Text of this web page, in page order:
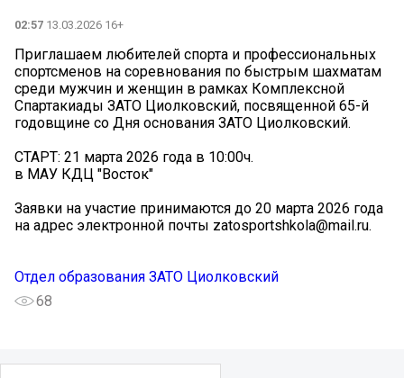
02:57 13.03.2026 16+
Приглашаем любителей спорта и профессиональных
спортсменов на соревнования по быстрым шахматам
среди мужчин и женщин в рамках Комплексной
Спартакиады ЗАТО Циолковский, посвященной 65-й
годовщине со Дня основания ЗАТО Циолковский.
СТАРТ: 21 марта 2026 года в 10:00ч.
в МАУ КДЦ "Восток"
Заявки на участие принимаются до 20 марта 2026 года
на адрес электронной почты zatosportshkola@mail.ru.
Отдел образования ЗАТО Циолковский
68